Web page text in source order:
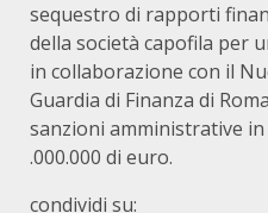
sequestro di rapporti
della società capofila per
in collaborazione con il
Guardia di Finanza di
sanzioni amministrative
.000.000 di euro.
condividi su: